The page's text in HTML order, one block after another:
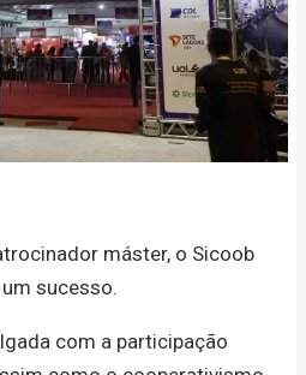
máster, o Sicoob
sucesso.
com a participação